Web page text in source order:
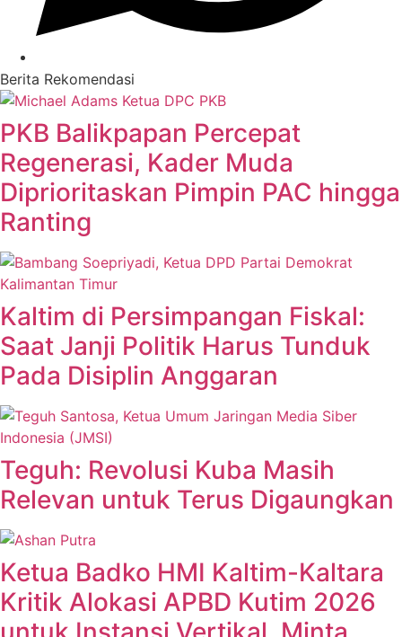
Berita Rekomendasi
PKB Balikpapan Percepat
Regenerasi, Kader Muda
Diprioritaskan Pimpin PAC hingga
Ranting
Kaltim di Persimpangan Fiskal:
Saat Janji Politik Harus Tunduk
Pada Disiplin Anggaran
Teguh: Revolusi Kuba Masih
Relevan untuk Terus Digaungkan
Ketua Badko HMI Kaltim-Kaltara
Kritik Alokasi APBD Kutim 2026